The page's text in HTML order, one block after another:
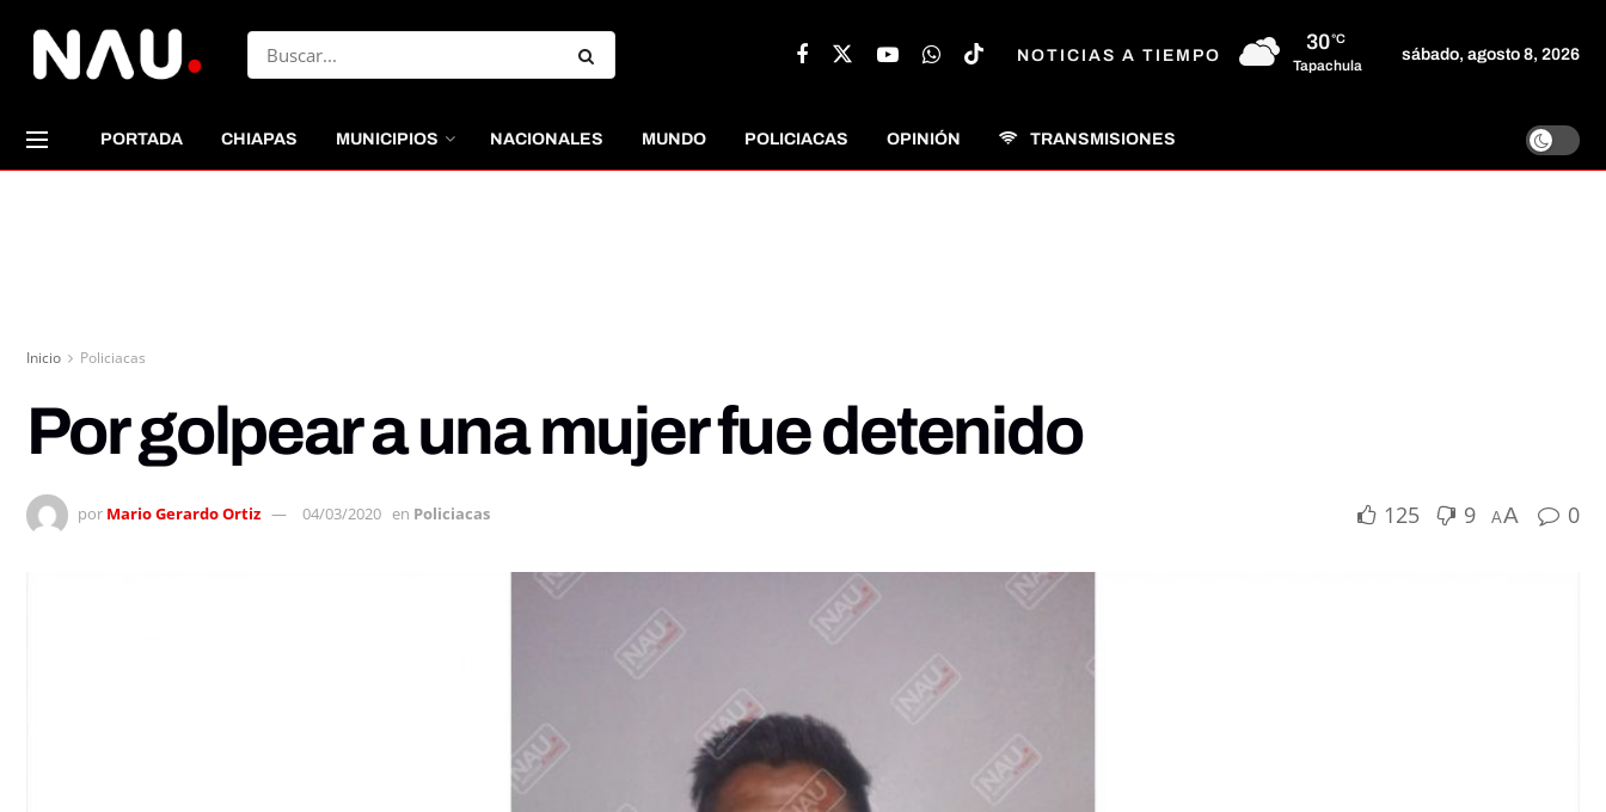
NOTICIAS A TIEMPO
30°C
Tapachula
sábado, agosto 8, 2026
PORTADA CHIAPAS MUNICIPIOS NACIONALES MUNDO POLICIACAS OPINIÓN TRANSMISIONES
Inicio Policiacas
Por golpear a una mujer fue detenido
por Mario Gerardo Ortiz 04/03/2020 en Policiacas 125 9 AA 0